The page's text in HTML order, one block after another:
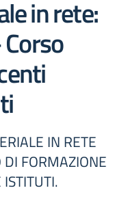
in rete:
IN RETE
DI FORMAZIONE